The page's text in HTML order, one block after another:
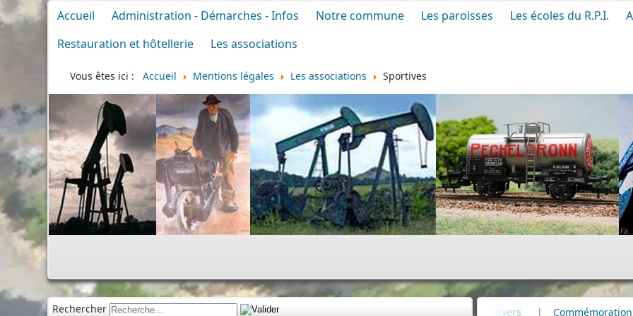
Accueil Administration - Démarches - Infos Notre commune Les paroisses Les écoles du R.P.I.
Restauration et hôtellerie
Les associations
Vous êtes ici : Accueil Mentions légales Les associations Sportives
Rechercher Commémoration | 80e